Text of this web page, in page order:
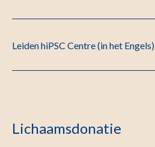
Leiden hiPSC Centre (in het Engels)
Lichaamsdonatie